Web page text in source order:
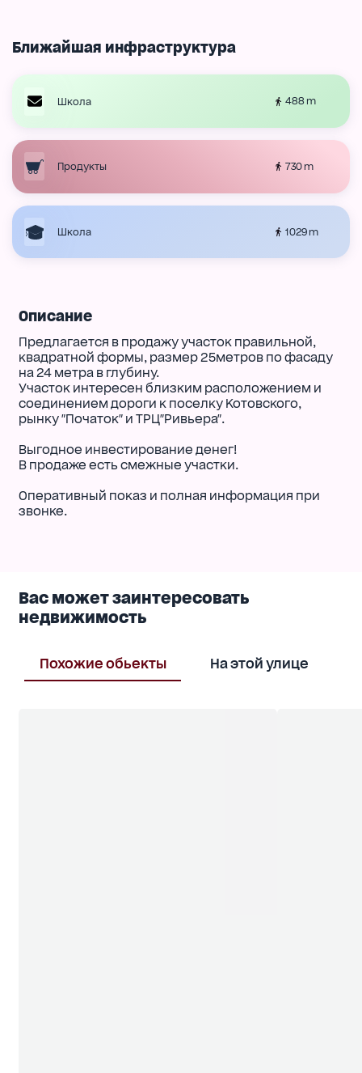
Ближайшая инфраструктура
Школа 488 m
Продукты 730 m
Школа 1029 m
Описание
Предлагается в продажу участок правильной,
квадратной формы, размер 25метров по фасаду
на 24 метра в глубину.
Участок интересен близким расположением и
соединением дороги к поселку Котовского,
рынку "Початок" и ТРЦ"Ривьера".
Выгодное инвестирование денег!
В продаже есть смежные участки.
Оперативный показ и полная информация при
звонке.
Вас может заинтересовать
недвижимость
Похожие обьекты На этой улице